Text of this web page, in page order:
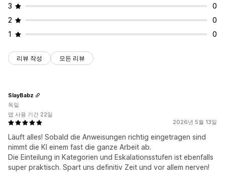
3
0
2
0
1
0
리뷰 작성 모든 리뷰
2026년 5월 13일
Läuft alles! Sobald die Anweisungen richtig eingetragen sind
nimmt die KI einem fast die ganze Arbeit ab.
Die Einteilung in Kategorien und Eskalationsstufen ist ebenfalls
super praktisch. Spart uns definitiv Zeit und vor allem nerven!
SlayBabz
독일
앱 사용 기간 22일